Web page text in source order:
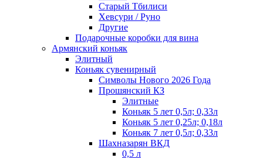
Старый Тбилиси
Хевсури / Руно
Другие
Подарочные коробки для вина
Армянский коньяк
Элитный
Коньяк сувенирный
Символы Нового 2026 Года
Прошянский КЗ
Элитные
Коньяк 5 лет 0,5л; 0,33л
Коньяк 5 лет 0,25л; 0,18л
Коньяк 7 лет 0,5л; 0,33л
Шахназарян ВКД
0,5 л